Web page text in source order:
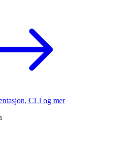
CLI og mer